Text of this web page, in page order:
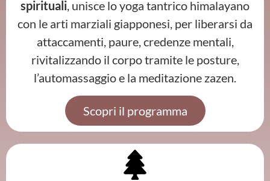
spirituali, unisce lo yoga tantrico himalayano
con le arti marziali giapponesi, per liberarsi da
attaccamenti, paure, credenze mentali,
rivitalizzando il corpo tramite le posture,
l’automassaggio e la meditazione zazen.
Scopri il programma